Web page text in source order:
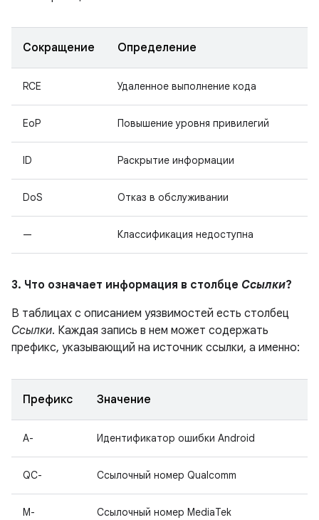
Сокращение Определение
RCE Удаленное выполнение кода
EoP Повышение уровня привилегий
ID Раскрытие информации
DoS Отказ в обслуживании
— Классификация недоступна
3. Что означает информация в столбце Ссылки?
В таблицах с описанием уязвимостей есть столбец
Ссылки. Каждая запись в нем может содержать
префикс, указывающий на источник ссылки, а именно:
Префикс Значение
A- Идентификатор ошибки Android
QC- Ссылочный номер Qualcomm
M- Ссылочный номер MediaTek